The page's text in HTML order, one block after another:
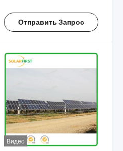
Отправить Запрос
Видео